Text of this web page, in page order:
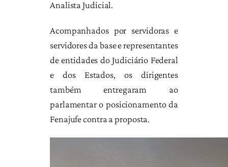
Analista Judicial.
Acompanhados por servidoras e
servidores da base e representantes
de entidades do Judiciário Federal
e dos Estados, os dirigentes
também entregaram ao
parlamentar o posicionamento da
Fenajufe contra a proposta.